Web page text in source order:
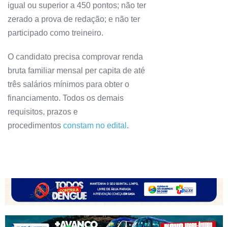
igual ou superior a 450 pontos; não ter
zerado a prova de redação; e não ter
participado como treineiro.
O candidato precisa comprovar renda
bruta familiar mensal per capita de até
três salários mínimos para obter o
financiamento. Todos os demais
requisitos, prazos e
procedimentos constam no edital .